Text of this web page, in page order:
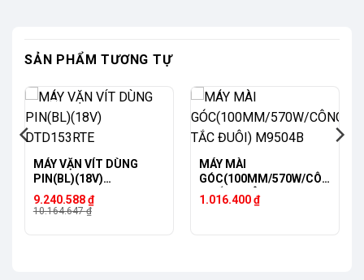
SẢN PHẨM TƯƠNG TỰ
-9%
MÁY VẶN VÍT DÙNG
PIN(BL)(18V)
DTD153RTE
10.164.647₫
Giá
gốc
9.240.588₫
Giá
hiện
MÁY MÀI
GÓC(100MM/570W/CÔN
G TẮC ĐUÔI) M9504B
1.016.400₫